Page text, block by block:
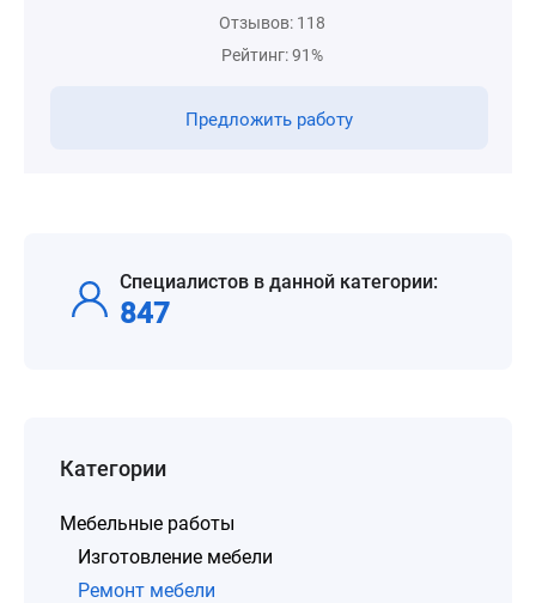
Отзывов: 118
Рейтинг: 91%
Предложить работу
Специалистов в данной категории:
847
Категории
Мебельные работы
Изготовление мебели
Ремонт мебели